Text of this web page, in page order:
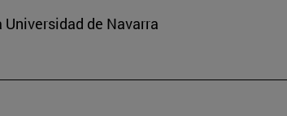
de Navarra